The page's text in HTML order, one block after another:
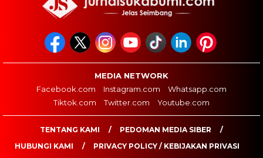
MEDIA NETWORK
Facebook.com
Instagram.com
Whatsapp.com
Tiktok.com
Twitter.com Youtube.com
TENTANG KAMI
PEDOMAN MEDIA SIBER
HUBUNGI KAMI
PRIVACY POLICY / KEBIJAKAN PRIVASI